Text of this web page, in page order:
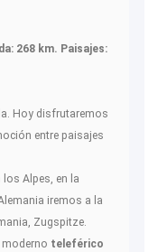
268 km. Paisajes:
Hoy disfrutaremos
entre paisajes
los Alpes, en la
iremos a la
Zugspitze.
teleférico